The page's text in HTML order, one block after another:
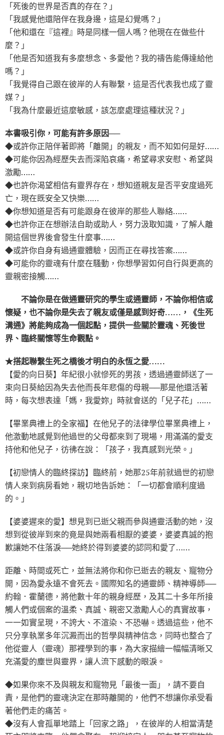
「死後的世界是否真的存在？」
「我感覺他還陪伴在我身邊，這是幻覺嗎？」
「他和還在『這裡』時是同樣一個人嗎？他現在在做些什
麼？」
「他是否知道我有多麼想念、多愛他？我的禱告能傳達給他
嗎？」
「我覺得自己跟在彼岸的人有聯繫，這是否代表我也成了靈
媒？」
「我為什麼最近這麼敏感，該怎麼處理這種狀況？」
本書吸引你，可能有許多原因──
◆或許你正陪伴著即將「離開」的親友，而不知如何是好……
◆可能你因為經歷失去而深陷哀痛，希望尋求安慰、希望與
激勵……
◆也許你渴望相信有靈界存在，想知道親友是否平安度過死
亡，現在既安全又快樂……
◆你想知道是否有可能跟身在彼岸的那些人聯絡……
◆也許你正在想辦法自助或助人，努力汲取知識，了解人離
開這個世界後會發生什麼事……
◆或許你自身有過通靈體驗，因而正在尋找答案……
◆可能你的靈魂有什麼在騷動，你想學習如何自行與更高的
靈親密接觸……
不論你是在做通靈研究的學生或通靈師，不論你相信或
懷疑，也不論你是失去了親友或僅是感到好奇……，《生死
溝通》將能夠成為一個起點，提供一些關於靈魂、死後世
界、臨終關懷等生命觀點。
★搭起聯繫生死之橋後才明白的永恆之愛……
【愛的向日葵】年紀很小就慘死的男孩，透過通靈師送了一
束向日葵給因為失去他而長年悲傷的母親──那是他還活著
時，每次想表達「媽，我愛妳」時就會送的「兒子花」……
【畢業典禮上的全家福】在他兒子的法律學位畢業典禮上，
他激動地感覺到他過世的父母都來到了現場，用滿滿的愛支
持他和他兒子，彷彿在說：「孩子，我真感到光榮。」
【初戀情人的臨終探訪】臨終前，她那25年前就過世的初戀
情人來到病房看她，親切地告訴她：「一切都會順利度過
的。」
【婆婆遲來的愛】想見到已逝父親而參與通靈活動的她，沒
想到從彼岸到來的竟是與她兩看相厭的婆婆，婆婆真誠的抱
歉讓她不住落淚──她終於得到婆婆的認同和愛了……
距離、時間或死亡，並無法將你和你已逝去的親友、寵物分
開，因為愛永遠不會死去。國際知名的通靈師、精神導師──
約翰．霍蘭德，將他數十年的親身經歷，及其二十多年所接
觸人們或個案的溫柔、真誠、親密又激勵人心的真實故事，
一一如實呈現，不誇大、不渲染、不恐嚇。透過這些，他不
只分享執業多年沉澱而出的哲學與精神信念，同時也整合了
他從靈人（靈魂）那裡學到的事，為大家描繪一幅幅清晰又
充滿愛的塵世與靈界，讓人流下感動的眼淚。
◆如果你來不及與親友和寵物見「最後一面」，請不要自
責，是他們的靈魂決定在那時離開的，他們不想讓你承受看
著他們走的痛苦。
◆沒有人會孤單地踏上「回家之路」，在彼岸的人相當清楚